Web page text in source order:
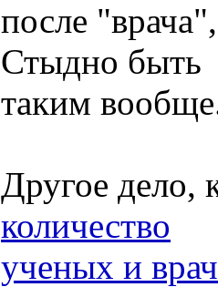
после
Стыдно быть
таким
Другое дело,
количество
ученых и